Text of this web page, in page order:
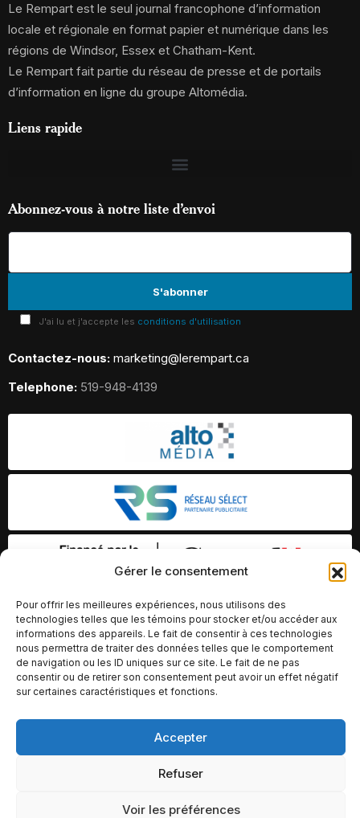
Gérer le consentement
Pour offrir les meilleures expériences, nous utilisons des
technologies telles que les témoins pour stocker et/ou accéder aux
informations des appareils. Le fait de consentir à ces technologies
nous permettra de traiter des données telles que le comportement
de navigation ou les ID uniques sur ce site. Le fait de ne pas
consentir ou de retirer son consentement peut avoir un effet négatif
sur certaines caractéristiques et fonctions.
Accepter
Refuser
Voir les préférences
Le Rempart est le seul journal francophone d’information
locale et régionale en format papier et numérique dans les
régions de Windsor, Essex et Chatham-Kent.
Le Rempart fait partie du réseau de presse et de portails
d’information en ligne du groupe Altomédia.
Liens rapide
Abonnez-vous à notre liste d’envoi
J'ai lu et j'accepte les conditions d'utilisation
Contactez-nous: marketing@lerempart.ca
Telephone: 519-948-4139
© Copyright 2026 – Altomédia Inc |
Ce site internet a été conçu et développé par Chameleon Ideas